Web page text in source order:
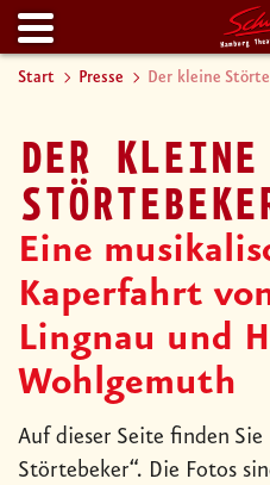
Start Presse Der kleine
DER KLEINE
Eine
Kaperfahrt
Lingnau und
Wohlgemuth
Auf dieser Seite finden
Störtebeker“. Die Fotos